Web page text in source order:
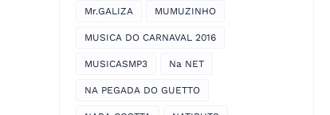
Mr.GALIZA MUMUZINHO
MUSICA DO CARNAVAL 2016
MUSICASMP3 Na NET
NA PEGADA DO GUETTO